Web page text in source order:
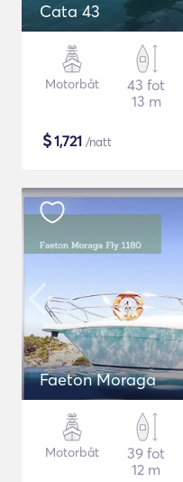
Cata 43
Motorbåt
43 fot
13 m
$1,721 /natt
Faeton Moraga
Motorbåt
39 fot
12 m